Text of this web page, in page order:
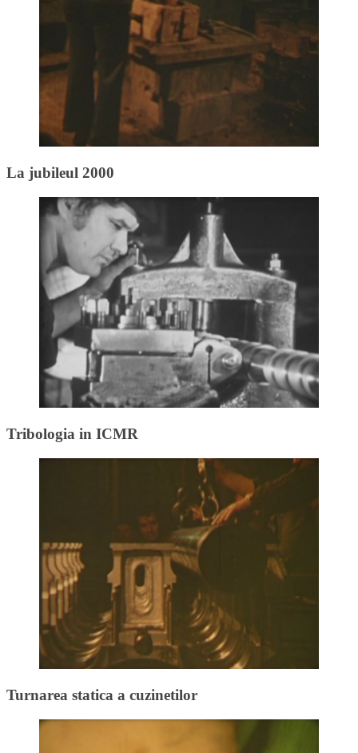
La jubileul 2000
Tribologia in ICMR
Turnarea statica a cuzinetilor